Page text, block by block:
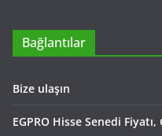
Bağlantılar
Bize ulaşın
EGPRO Hisse Senedi